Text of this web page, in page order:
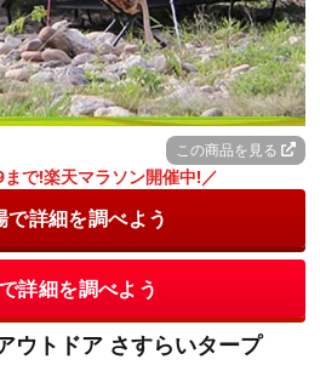
この商品を見る
で!楽天マラソン開催中!／
で詳細を調べよう
詳細を調べよう
ウトドア さすらいタープ